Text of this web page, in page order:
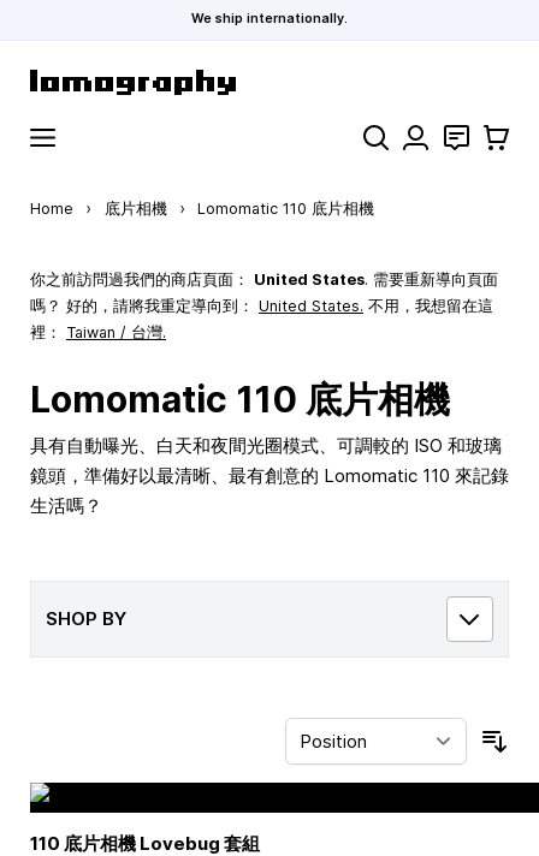
We ship internationally.
Search 聯絡 購物車
Home › 底片相機 › Lomomatic 110 底片相機
你之前訪問過我們的商店頁面： United States. 需要重新導向頁面
嗎？ 好的，請將我重定導向到： United States. 不用，我想留在這
裡： Taiwan / 台灣.
Lomomatic 110 底片相機
具有自動曝光、白天和夜間光圈模式、可調較的 ISO 和玻璃
鏡頭，準備好以最清晰、最有創意的 Lomomatic 110 來記錄
生活嗎？
SHOP BY
110 底片相機 Lovebug 套組